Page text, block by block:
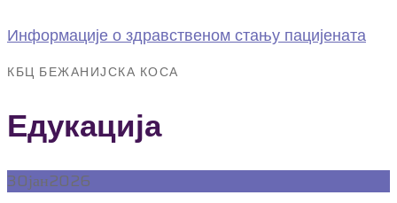
Информације о здравственом стању пацијената
КБЦ БЕЖАНИЈСКА КОСА
Едукација
30јан2026